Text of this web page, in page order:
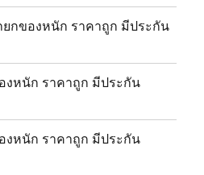
ยกของหนัก ราคาถูก มีประกัน
งหนัก ราคาถูก มีประกัน
งหนัก ราคาถูก มีประกัน